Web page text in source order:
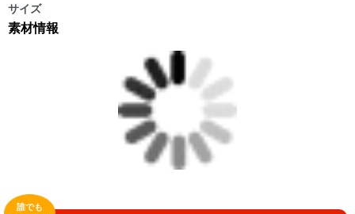
サイズ
素材情報
誰でも